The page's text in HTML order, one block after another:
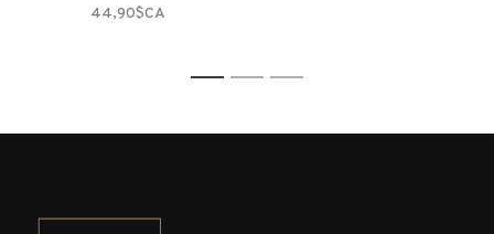
44,90$CA